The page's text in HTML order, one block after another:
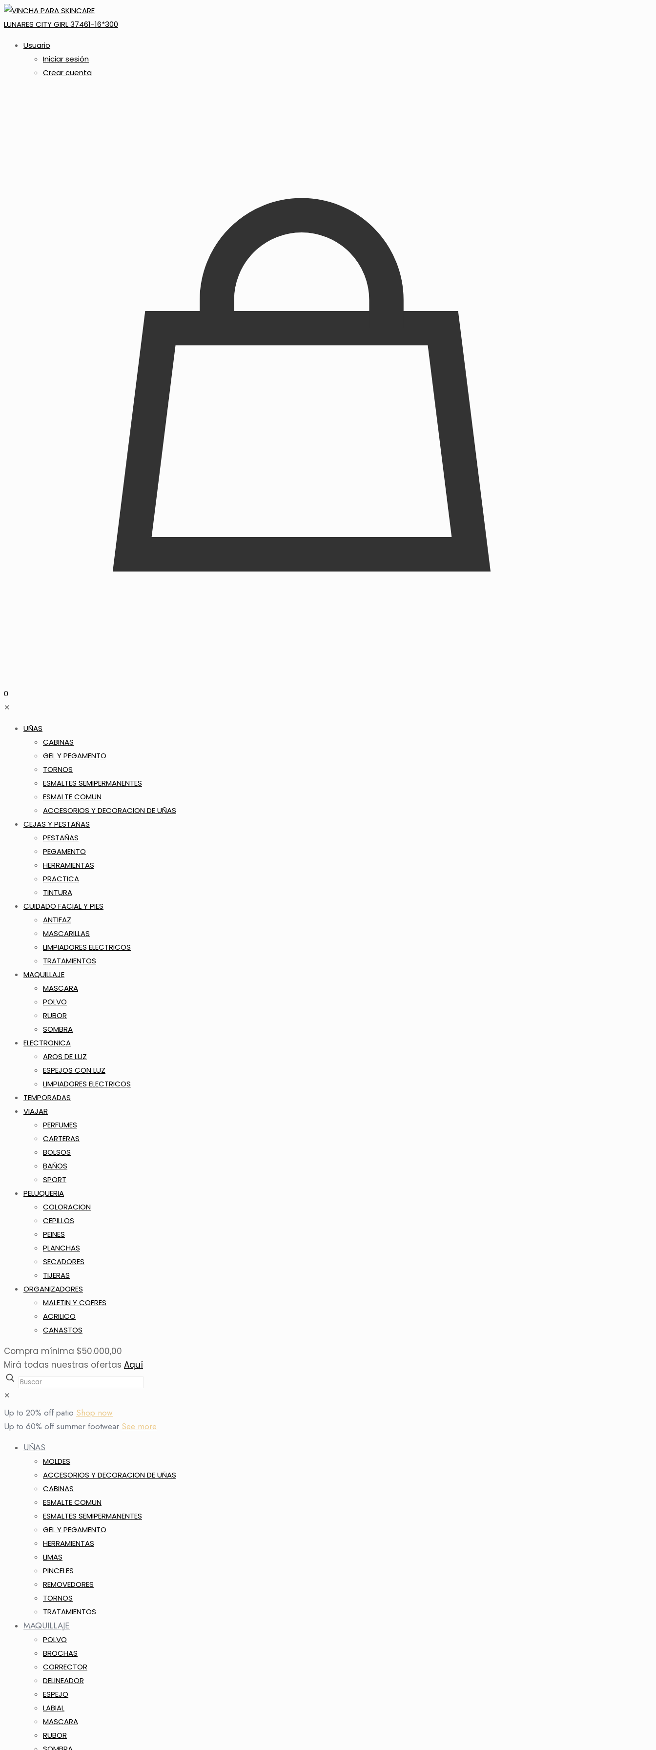
Usuario
Iniciar sesión
Crear cuenta
0
✕
UÑAS
CABINAS
GEL Y PEGAMENTO
TORNOS
ESMALTES SEMIPERMANENTES
ESMALTE COMUN
ACCESORIOS Y DECORACION DE UÑAS
CEJAS Y PESTAÑAS
PESTAÑAS
PEGAMENTO
HERRAMIENTAS
PRACTICA
TINTURA
CUIDADO FACIAL Y PIES
ANTIFAZ
MASCARILLAS
LIMPIADORES ELECTRICOS
TRATAMIENTOS
MAQUILLAJE
MASCARA
POLVO
RUBOR
SOMBRA
ELECTRONICA
AROS DE LUZ
ESPEJOS CON LUZ
LIMPIADORES ELECTRICOS
TEMPORADAS
VIAJAR
PERFUMES
CARTERAS
BOLSOS
BAÑOS
SPORT
PELUQUERIA
COLORACION
CEPILLOS
PEINES
PLANCHAS
SECADORES
TIJERAS
ORGANIZADORES
MALETIN Y COFRES
ACRILICO
CANASTOS
Compra mínima $50.000,00
Mirá todas nuestras ofertas Aquí
✕
Up to 20% off patio Shop now
Up to 60% off summer footwear See more
UÑAS
MOLDES
ACCESORIOS Y DECORACION DE UÑAS
CABINAS
ESMALTE COMUN
ESMALTES SEMIPERMANENTES
GEL Y PEGAMENTO
HERRAMIENTAS
LIMAS
PINCELES
REMOVEDORES
TORNOS
TRATAMIENTOS
MAQUILLAJE
POLVO
BROCHAS
CORRECTOR
DELINEADOR
ESPEJO
LABIAL
MASCARA
RUBOR